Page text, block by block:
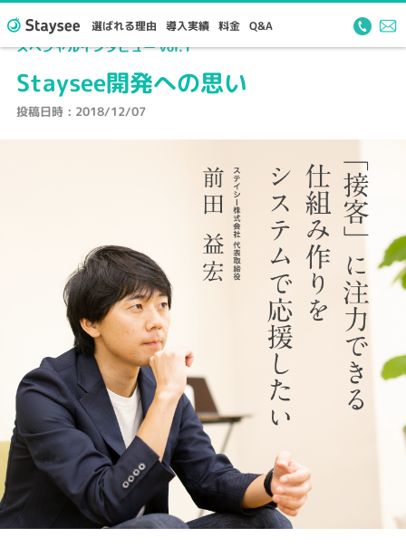
選ばれる理由 導入実績 料金 Q&A
Staysee
スペシャルインタビュー vol.1
Staysee開発への思い
投稿日時 : 2018/12/07